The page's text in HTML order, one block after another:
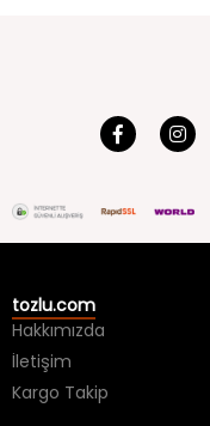
tozlu.com
Hakkımızda
İletişim
Kargo Takip